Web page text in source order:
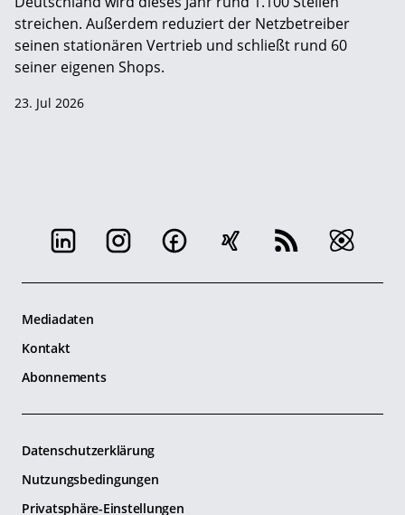
streichen. Außerdem reduziert der Netzbetreiber
seinen stationären Vertrieb und schließt rund 60
seiner eigenen Shops.
23. Jul 2026
Mediadaten
Kontakt
Abonnements
Datenschutzerklärung
Nutzungsbedingungen
Privatsphäre-Einstellungen